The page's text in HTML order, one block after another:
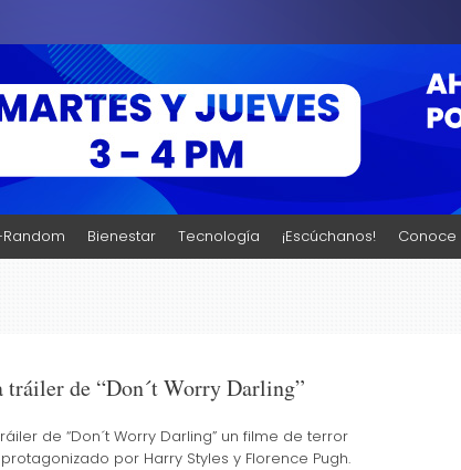
de radio de la Universidad Internacional Uninter! Cine, Música,
Bienestar Tecnología ¡Escúchanos!
tráiler de “Don´t Worry Darling”
de “Don´t Worry Darling” un filme de terror
por Harry Styles y Florence Pugh.